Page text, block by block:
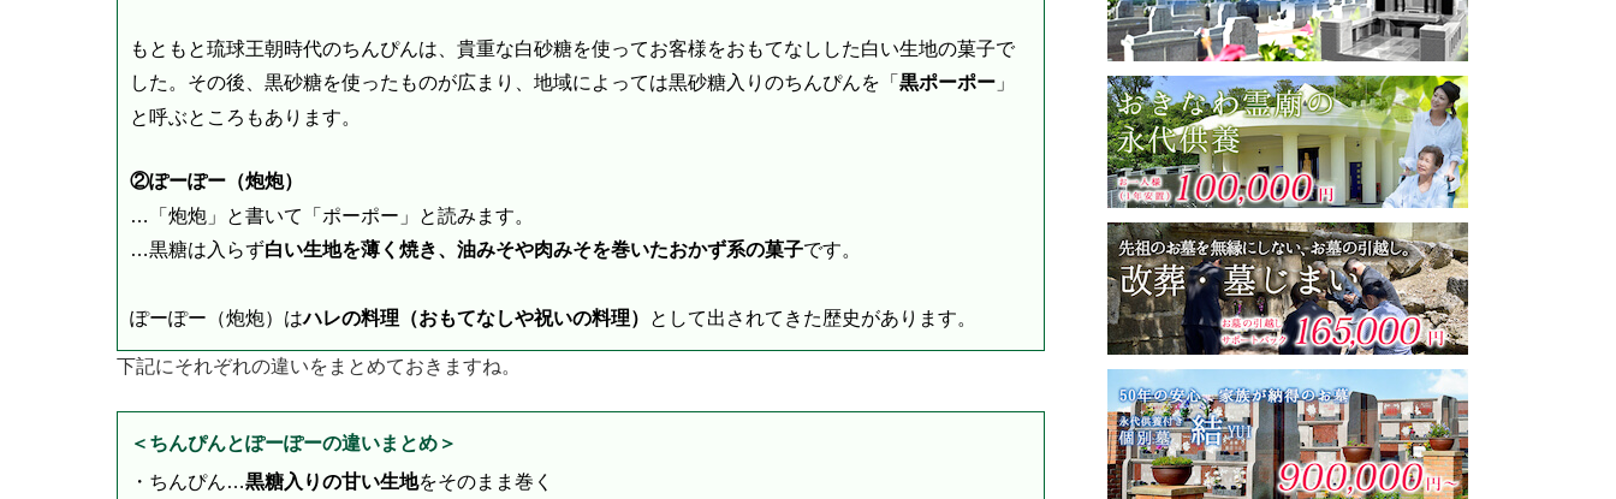
もともと琉球王朝時代のちんぴんは、貴重な白砂糖を使ってお客様をおもてなしした白い生地の菓子で
した。その後、黒砂糖を使ったものが広まり、地域によっては黒砂糖入りのちんぴんを「 黒ポーポー 」
と呼ぶところもあります。
②ぽーぽー（炮炮）
…「炮炮」と書いて「ポーポー」と読みます。
…黒糖は入らず白い生地を薄く焼き、油みそや肉みそを巻いたおかず系の菓子です。
ぽーぽー（炮炮）はハレの料理（おもてなしや祝いの料理） として出されてきた歴史があります。
下記にそれぞれの違いをまとめておきますね。
＜ちんぴんとぽーぽーの違いまとめ＞
・ちんぴん…黒糖入りの甘い生地をそのまま巻く